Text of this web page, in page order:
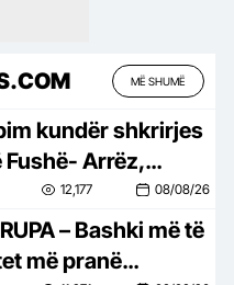
MË SHUMË
kundër shkrirjes
Arrëz,
nga Puka e
12,177 08/08/26
– Bashki më të
më pranë